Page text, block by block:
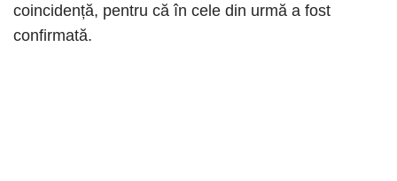
coincidență, pentru că în cele din urmă a fost
confirmată.